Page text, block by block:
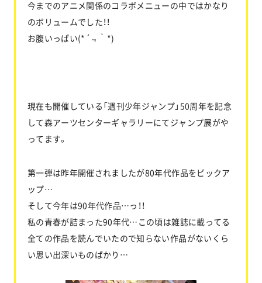
今までのアニメ関係のコラボメニューの中ではかなり
のボリュームでした！！
お腹いっぱい(*´﹃｀*)
現在も開催している「週刊少年ジャンプ」50周年を記念
して森アーツセンターギャラリーにてジャンプ展がや
ってます。
第一弾は昨年開催されましたが80年代作品をピックア
ップ…
そして今年は90年代作品…っ！！
私の青春が詰まった90年代…この頃は雑誌に載ってる
全ての作品を読んでいたので知らない作品がないくら
い思い出深いものばかり…